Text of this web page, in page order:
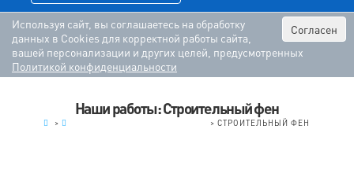
Согласен
Используя сайт, вы соглашаетесь на обработку
данных в Cookies для корректной работы сайта,
вашей персонализации и других целей, предусмотренных
Политикой конфиденциальности
Наши работы: Строительный фен
> >СТРОИТЕЛЬНЫЙ ФЕН